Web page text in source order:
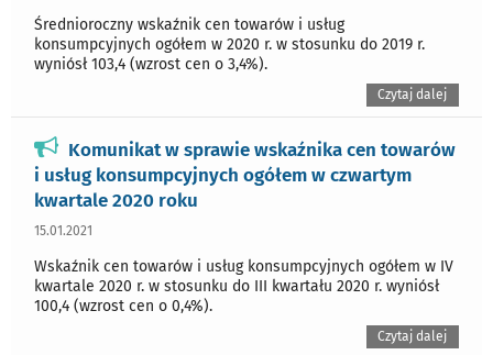
Średnioroczny wskaźnik cen towarów i usług
konsumpcyjnych ogółem w 2020 r. w stosunku do 2019 r.
wyniósł 103,4 (wzrost cen o 3,4%).
Czytaj dalej
Komunikat w sprawie wskaźnika cen towarów
i usług konsumpcyjnych ogółem w czwartym
kwartale 2020 roku
15.01.2021
Wskaźnik cen towarów i usług konsumpcyjnych ogółem w IV
kwartale 2020 r. w stosunku do III kwartału 2020 r. wyniósł
100,4 (wzrost cen o 0,4%).
Czytaj dalej